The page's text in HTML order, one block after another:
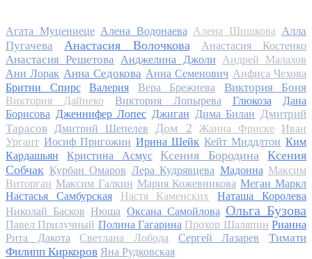
Агата Муцениеце Алена Водонаева Алена Шишкова Алла
Пугачева
Анастасия Волочкова Анастасия Костенко
Анастасия Решетова Анджелина Джоли
Андрей Малахов
Ани Лорак Анна Седокова Анна Семенович Анфиса Чехова
Бритни Спирс
Валерия Вера Брежнева Виктория Боня
Виктория Дайнеко Виктория Лопырева Глюкоза
Дана
Борисова Дженнифер Лопес Джиган Дима Билан Дмитрий
Тарасов
Дмитрий Шепелев Дом 2 Жанна Фриске
Иван
Ургант Иосиф Пригожин Ирина Шейк Кейт Миддлтон Ким
Кардашьян
Кристина Асмус Ксения Бородина
Ксения
Собчак Курбан Омаров Лера Кудрявцева Мадонна Максим
Виторган Максим Галкин Мария Кожевникова Меган Маркл
Настасья Самбурская
Настя Каменских
Наташа Королева
Николай Басков Нюша Оксана Самойлова Ольга Бузова
Павел Прилучный Полина Гагарина Прохор Шаляпин Рианна
Рита Дакота
Светлана Лобода Сергей Лазарев
Тимати
Филипп Киркоров Яна Рудковская